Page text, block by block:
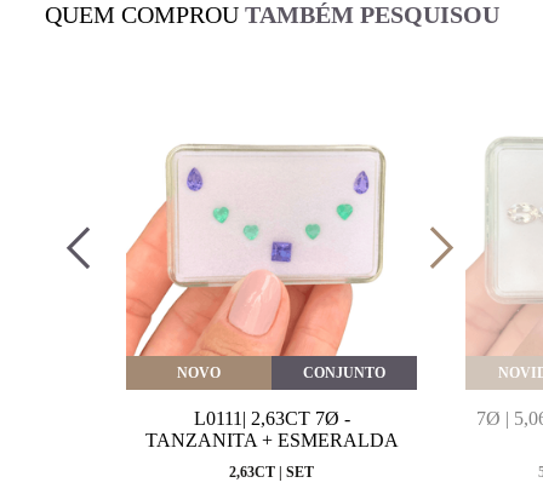
QUEM COMPROU TAMBÉM PESQUISOU
NOVO CONJUNTO
L0111| 2,63CT 7Ø -
TANZANITA + ESMERALDA
2,63CT | SET
7Ø |